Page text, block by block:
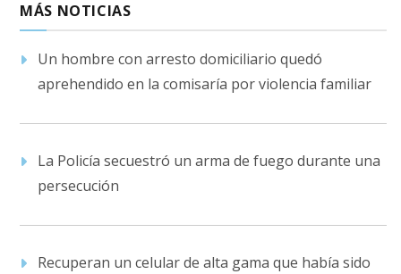
MÁS NOTICIAS
Un hombre con arresto domiciliario quedó
aprehendido en la comisaría por violencia familiar
La Policía secuestró un arma de fuego durante una
persecución
Recuperan un celular de alta gama que había sido